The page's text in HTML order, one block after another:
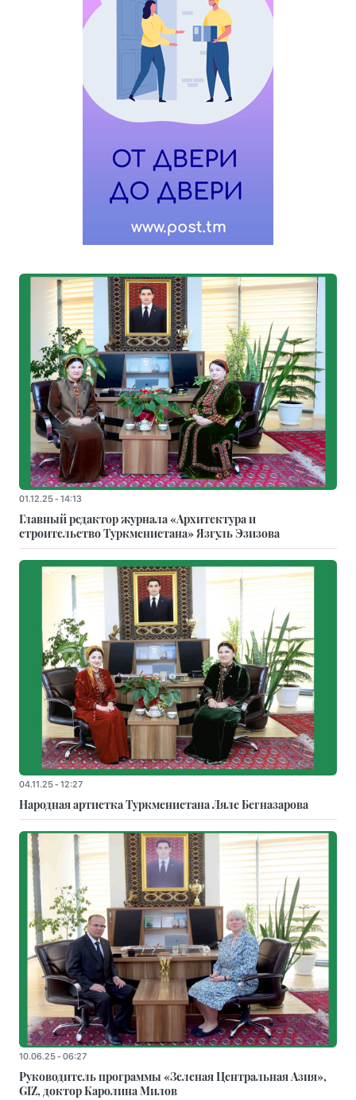
01.12.25 - 14:13
Главный редактор журнала «Архитектура и
строительство Туркменистана» Язгуль Эзизова
04.11.25 - 12:27
Народная артистка Туркменистана Ляле Бегназарова
10.06.25 - 06:27
Руководитель программы «Зеленая Центральная Азия»,
GIZ, доктор Каролина Милов